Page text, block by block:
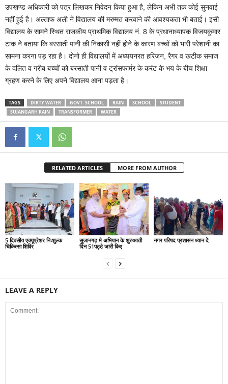
उपखण्ड अधिकारी को पत्र लिखकर निवेदन किया हुआ है, लेकिन अभी तक कोई सुनवाई
नहीं हुई है। अल्ताफ अली ने विद्यालय की मरम्मत करवाने की आवश्यकता भी बताई। इसी
विद्यालय के सामने स्थित राजकीय प्राथमिक विद्यालय नं. 8 के प्रधानाध्यापक विजयकुमार
टाक ने बताया कि बरसाती पानी की निकासी नहीं होने के कारण बच्चों को भारी परेशानी का
सामना करना पड़ रहा है। दोनो ही विद्यालयों में अध्ययनरत हरिजन, रैगर व खटीक समाज
के दलित व गरीब बच्चों को बरसाती पानी व ट्रांसफार्मर के करंट के भय के बीच शिक्षा
ग्रहण करने के लिए अपने विद्यालय आना पड़ता है।
TAGS DIRTY WATER GOVT. SCHOOL RAIN SCHOOL
STUDENT
SUJANGARH RAIN
TRANSFORMER WATER
RELATED ARTICLES MORE FROM AUTHOR
5 दिवसीय एक्यूप्रेशर निःशुल्क
चिकित्सा शिविर
सुजानगढ़ मे अभियान के शुरुआती
दिन 51पट्टे जारी किए
नगर परिषद प्रशासन ध्यान दें
LEAVE A REPLY